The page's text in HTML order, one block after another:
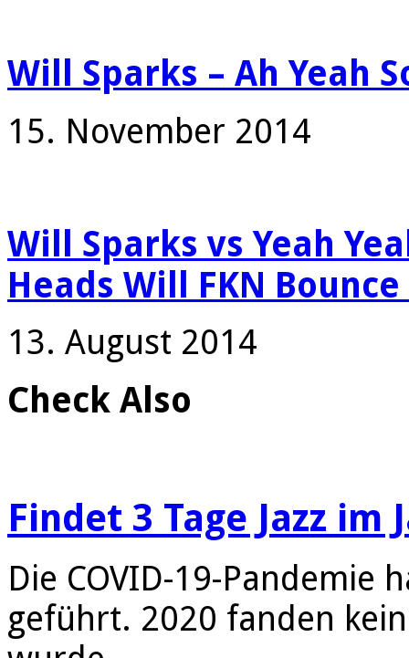
Will Sparks – Ah Yeah
15. November 2014
Will Sparks vs Yeah
Heads Will FKN
13. August 2014
Check Also
Findet 3 Tage Jazz im
Die COVID-19-Pandemie
geführt. 2020 fanden